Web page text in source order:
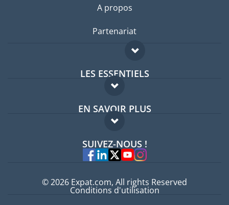
A propos
Partenariat
LES ESSENTIELS
Forum expatriés
Guides pays
EN SAVOIR PLUS
FAQ
Experts
SUIVEZ-NOUS !
© 2026 Expat.com, All rights Reserved
Conditions d'utilisation